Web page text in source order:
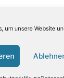
um unsere Website